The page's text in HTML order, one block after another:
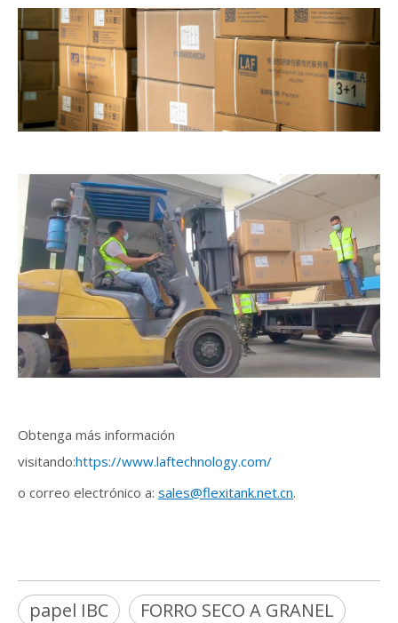
Obtenga más información
visitando:https://www.laftechnology.com/
o correo electrónico a: sales@flexitank.net.cn.
papel IBC FORRO SECO A GRANEL